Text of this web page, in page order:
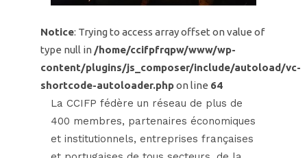
Notice: Trying to access array offset on value of
type null in /home/ccifpfrqpw/www/wp-
content/plugins/js_composer/include/autoload/vc-
shortcode-autoloader.phpon line 64
La CCIFP fédère un réseau de plus de
400 membres, partenaires économiques
et institutionnels, entreprises françaises